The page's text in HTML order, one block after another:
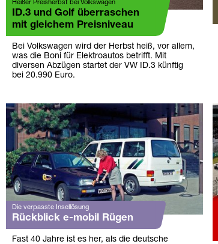
Heißer Preisherbst bei Volkswagen
ID.3 und Golf überraschen
mit gleichem Preisniveau
Bei Volkswagen wird der Herbst heiß, vor allem,
was die Boni für Elektroautos betrifft. Mit
diversen Abzügen startet der VW ID.3 künftig
bei 20.990 Euro.
Die verpasste Insellösung
Rückblick e-mobil Rügen
Fast 40 Jahre ist es her, als die deutsche